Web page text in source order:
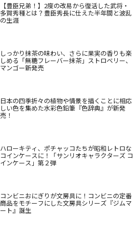
【豊臣兄弟！】2度の改易から復活した武将・
多賀秀種とは？豊臣秀長に仕えた半年間と波乱
の生涯
しっかり抹茶の味わい、さらに果実の香りも楽
しめる「無糖フレーバー抹茶」ストロベリー、
マンゴー新発売
日本の四季折々の植物や情景を描くことに相応
しい色を集めた水彩色鉛筆『色辞典』が新発
売！
ハローキティ、ポチャッコたちが昭和レトロな
コインケースに！「サンリオキャラクターズ コ
インケース」第２弾
コンビニおにぎりが文房具に！コンビニの定番
商品をモチーフにした文房具シリーズ『ジムマ
ート』誕生